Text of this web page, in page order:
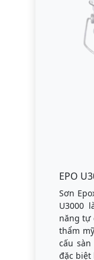
EPO
Sơn
U3000
năng tự
thẩm
cấu
đặc biệt